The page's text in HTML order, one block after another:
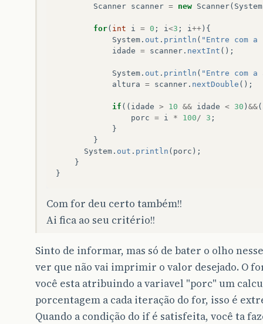
Scanner scanner = new Scanner( System
for( int i = 0 ; i <3 ; i ++){
System . out . println ( "Entre com
idade = scanner . nextInt ();
System . out . println ( "Entre com
altura = scanner . nextDouble ();
if (( idade > 10 && idade < 30 ) &&(
porc = i * 100 / 3 ;
}
}
System . out . println ( porc );
}
}
Com for deu certo também!!
Ai fica ao seu critério!!
Sinto de informar, mas só de bater o olho
ver que não vai imprimir o valor desejado. O
você esta atribuindo a variavel "porc" um
porcentagem a cada iteração do for, isso é
Quando a condição do if é satisfeita, você ta